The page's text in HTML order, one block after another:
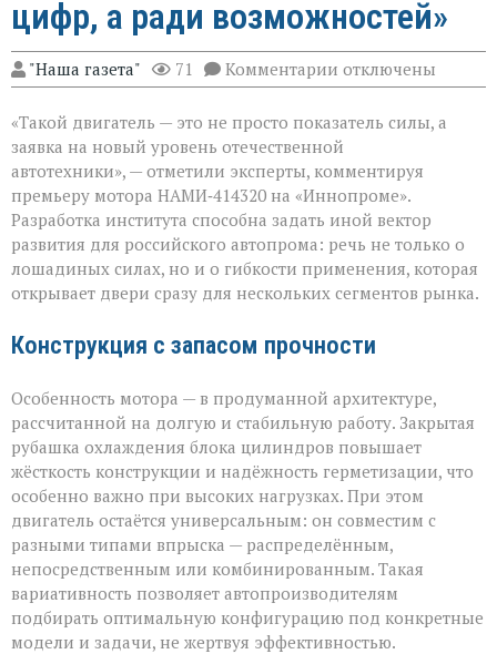
цифр, а ради возможностей»
"Наша газета" 71 Комментарии к
записи
мотор — не
ради
а
ради
возможностей»
отключены
«Такой двигатель — это не просто показатель силы, а
заявка на новый уровень отечественной
автотехники», — отметили эксперты, комментируя
премьеру мотора НАМИ‑414320 на «Иннопроме».
Разработка института способна задать иной вектор
развития для российского автопрома: речь не только о
лошадиных силах, но и о гибкости применения, которая
открывает двери сразу для нескольких сегментов рынка.
Конструкция с запасом прочности
Особенность мотора — в продуманной архитектуре,
рассчитанной на долгую и стабильную работу. Закрытая
рубашка охлаждения блока цилиндров повышает
жёсткость конструкции и надёжность герметизации, что
особенно важно при высоких нагрузках. При этом
двигатель остаётся универсальным: он совместим с
разными типами впрыска — распределённым,
непосредственным или комбинированным. Такая
вариативность позволяет автопроизводителям
подбирать оптимальную конфигурацию под конкретные
модели и задачи, не жертвуя эффективностью.